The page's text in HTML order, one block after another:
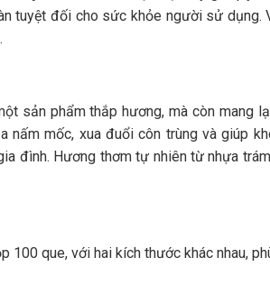
tuyệt đối cho sức khỏe người sử
sản phẩm thắp hương, mà còn mang
nấm mốc, xua đuổi côn trùng và giúp
đình. Hương thơm tự nhiên từ nhựa
100 que, với hai kích thước khác nhau,